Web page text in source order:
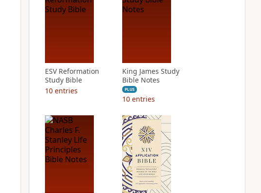
ESV Reformation
Study Bible
10 entries
King James Study
Bible Notes
PLUS
10 entries